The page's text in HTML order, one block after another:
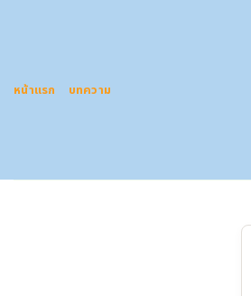
หน้าแรก บทความ